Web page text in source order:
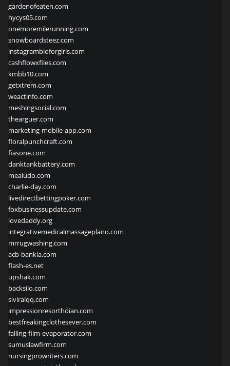
gardenofeaten.com
hycys05.com
onemoremilerunning.com
snowboardsteez.com
instagrambioforgirls.com
cashflowxfiles.com
kmbb10.com
getxtrem.com
weactinfo.com
meshingsocial.com
thearguer.com
marketing-mobile-app.com
floralpunchcraft.com
fiasone.com
danktankbattery.com
mealudo.com
charlie-day.com
livedirectbettingpoker.com
foxbusinessupdate.com
lovedaddy.org
integrativemedicalmassageplano.com
mrrugwashing.com
acb-bankia.com
flash-es.net
upshak.com
backsilo.com
siviralqq.com
impressionresorthoian.com
bestfreakingclothesever.com
falling-film-evaporator.com
sumuslawfirm.com
nursingprowriters.com